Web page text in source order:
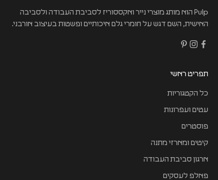
Pulp הוא מותג מוצרי נייר ואקססוריז לסביבת העבודה ולסביבה
האישית, השם דגש על חומרי גלם איכותיים ופשטות בעיצוב אורבני.
תפריט ראשי
כל הקטגוריות
עטים ועפרונות
פוסטרים
קיטים ומארזי מתנה
ארגון סביבת העבודה
פאלפ לעסקים